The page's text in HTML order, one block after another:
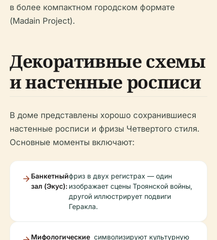
в более компактном городском формате
(Madain Project).
Декоративные схемы
и настенные росписи
В доме представлены хорошо сохранившиеся
настенные росписи и фризы Четвертого стиля.
Основные моменты включают:
Банкетный
зал (Экус):
фриз в двух регистрах — один
изображает сцены Троянской войны,
другой иллюстрирует подвиги
Геракла.
Мифологические символизируют культурную